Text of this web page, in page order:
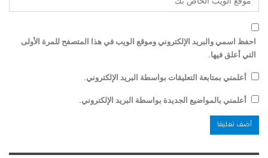
احفظ اسمي والبريد الإلكتروني وموقع الويب في هذا المتصفح للمرة الأولى
التي أعلق فيها.
أعلمني بمتابعة التعليقات بواسطة البريد الإلكتروني.
أعلمني بالمواضيع الجديدة بواسطة البريد الإلكتروني.